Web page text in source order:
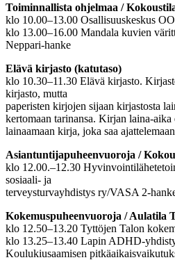
Toiminnallista ohjelmaa /
klo 10.00–13.00 Osallisuuskeskus
klo 13.00–16.00 Mandala kuvien
Neppari-hanke
Elävä kirjasto (katutaso)
klo 10.30–11.30 Elävä kirjasto.
kirjasto, mutta
paperisten kirjojen sijaan kirjastosta
kertomaan tarinansa. Kirjan laina-
lainaamaan kirja, joka saa
Asiantuntijapuheenvuoroja /
klo 12.00.–12.30
sosiaali- ja
terveysturvayhdistys ry/VASA 2-
Kokemuspuheenvuoroja / Aulatila
klo 12.50–13.20 Tyttöjen Talon
klo 13.25–13.40 Lapin ADHD-
Koulukiusaamisen